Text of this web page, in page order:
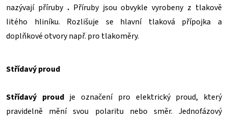
nazývají příruby .Příruby jsou obvykle vyrobeny z tlakově
litého hliníku. Rozlišuje se hlavní tlaková přípojka a
doplňkové otvory např. pro tlakoměry.
Střídavý proud
Střídavý proudje označení pro elektrický proud, který
pravidelně mění svou polaritu nebo směr. Jednofázový